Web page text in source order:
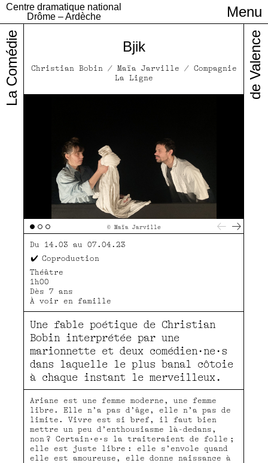
Centre dramatique national
Drôme – Ardèche
Menu
Infos pratiques
Bjik
Christian Bobin / Maïa Jarville / Compagnie
La Ligne
© Maïa Jarville
Du 14.03 au 07.04.23
Coproduction
Théâtre
1h00
Dès 7 ans
À voir en famille
Une fable poétique de Christian
Bobin interprétée par une
marionnette et deux comédien·ne·s
dans laquelle le plus banal côtoie
à chaque instant le merveilleux.
Ariane est une femme moderne, une femme
libre. Elle n’a pas d’âge, elle n’a pas de
limite. Vivre est si bref, il faut bien
mettre un peu d’enthousiasme là-dedans,
non ? Certain·e·s la traiteraient de folle ;
elle est juste libre : elle s’envole quand
elle est amoureuse, elle donne naissance à
La Comédie de Valence